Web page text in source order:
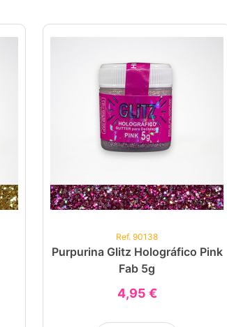
Ref. 90138
Purpurina Glitz Holográfico Pink
Fab 5g
4,95 €